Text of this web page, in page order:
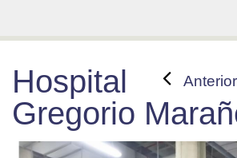
Anterior
Hospital
Gregorio